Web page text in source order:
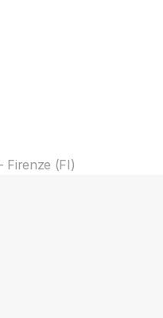
Firenze (FI)